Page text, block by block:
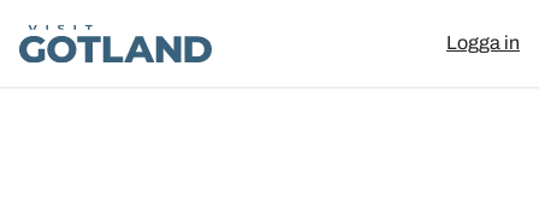
Visit Gotland
Logga in